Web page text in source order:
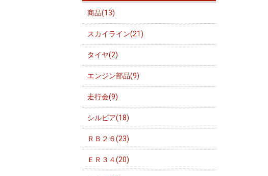
商品(13)
スカイライン(21)
タイヤ(2)
エンジン部品(9)
走行会(9)
シルビア(18)
ＲＢ２６(23)
ＥＲ３４(20)